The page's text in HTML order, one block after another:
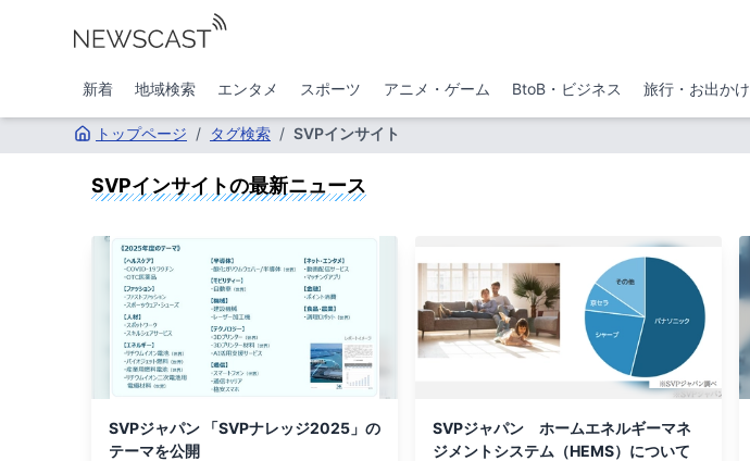
新着 地域検索 エンタメ スポーツ アニメ・ゲーム BtoB・ビジネス 旅行・お出かけ
トップページ / タグ検索 / SVPインサイト
SVPインサイトの最新ニュース
SVPジャパン 「SVPナレッジ2025」の
テーマを公開
SVPジャパン ホームエネルギーマネ
ジメントシステム（HEMS）について